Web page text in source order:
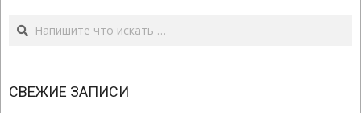
Поиск
СВЕЖИЕ ЗАПИСИ